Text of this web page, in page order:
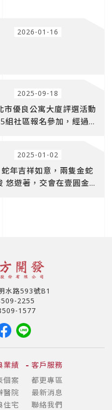
2026-01-16
2025-09-18
市優良公寓大廈評選活動
組社區報名參加，經過評
學者至社區實地評選，最
四方荷韻」、「靜心文
、「南港軟體工業園區二
2025-01-02
年吉祥如意，兩隻金蛇
悠遊著，交會在壹圓金
水路593號B1
2255
1577
業績
個案
醫院
住宅
客戶服務
都更專區
最新消息
聯絡我們